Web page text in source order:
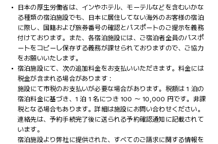
日本の厚生労働省は、インやホテル、モーテルなどを含むいかな
る種類の宿泊施設でも、日本に​居住してない海外のお客様の宿泊
に際し、国籍および旅券番号の確認とパスポートのご提示を義務
付け​ております。また、各宿泊施設には、ご宿泊者全員のパスポ
ートをコピーし保存する義務が課せられておりますの​で、ご協力
をお願いいたします。
宿泊施設にて、次の追加料金をお支払いいただきます。料金には
税金が含まれる場合があります :
施設にて市税のお支払いが必要な場合があります。税額は 1 泊の
宿泊料金に基づき、1 泊 1 名につき 100 ～ 10,000 円です。非課
税となる場合もあります。詳細は施設にお問い合わせください。
連絡先は、予約手続完了後に送られる予約確認通知に記載されて
います。
宿泊施設より弊社に提供された、すべてのご請求に関する情報を